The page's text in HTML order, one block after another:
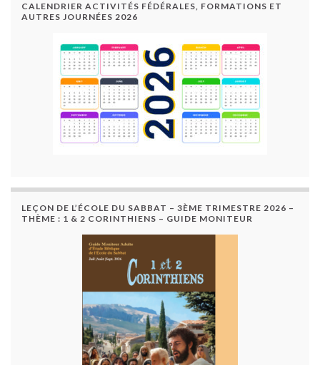
CALENDRIER ACTIVITÉS FÉDÉRALES, FORMATIONS ET
AUTRES JOURNÉES 2026
LEÇON DE L’ÉCOLE DU SABBAT – 3ÈME TRIMESTRE 2026 –
THÈME : 1 & 2 CORINTHIENS – GUIDE MONITEUR